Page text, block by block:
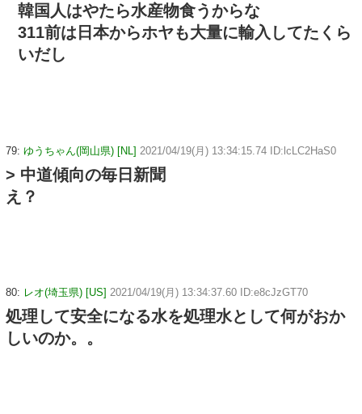
韓国人はやたら水産物食うからな
311前は日本からホヤも大量に輸入してたくら
いだし
79: ゆうちゃん(岡山県) [NL] 2021/04/19(月) 13:34:15.74 ID:lcLC2HaS0
> 中道傾向の毎日新聞
え？
80: レオ(埼玉県) [US] 2021/04/19(月) 13:34:37.60 ID:e8cJzGT70
処理して安全になる水を処理水として何がおか
しいのか。。